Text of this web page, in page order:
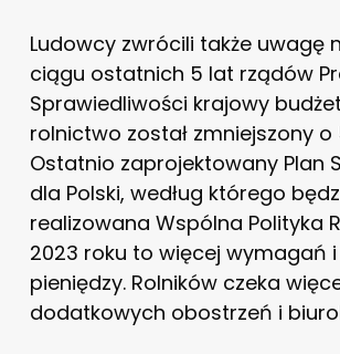
Ludowcy zwrócili także uwagę
ciągu ostatnich 5 lat rządów
Sprawiedliwości krajowy
rolnictwo został zmniejszony o
Ostatnio zaprojektowany Plan
dla Polski, według którego
realizowana Wspólna Polityka
2023 roku to więcej wymagań
pieniędzy. Rolników czeka
dodatkowych obostrzeń i